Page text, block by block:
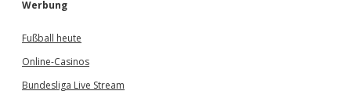
Werbung
Fußball heute
Online-Casinos
Bundesliga Live Stream